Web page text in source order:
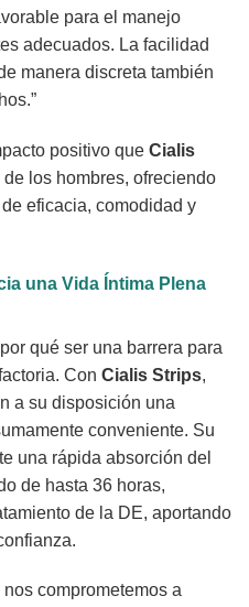
para el manejo
adecuados. La facilidad
manera discreta también
positivo que Cialis
los hombres, ofreciendo
eficacia, comodidad y
una Vida Íntima Plena
qué ser una barrera para
Con Cialis Strips,
a su disposición una
conveniente. Su
una rápida absorción del
de hasta 36 horas,
de la DE, aportando
comprometemos a